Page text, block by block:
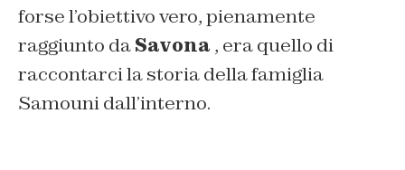
forse l’obiettivo vero, pienamente
raggiunto daSavona , era quello di
raccontarci la storia della famiglia
Samouni dall’interno.